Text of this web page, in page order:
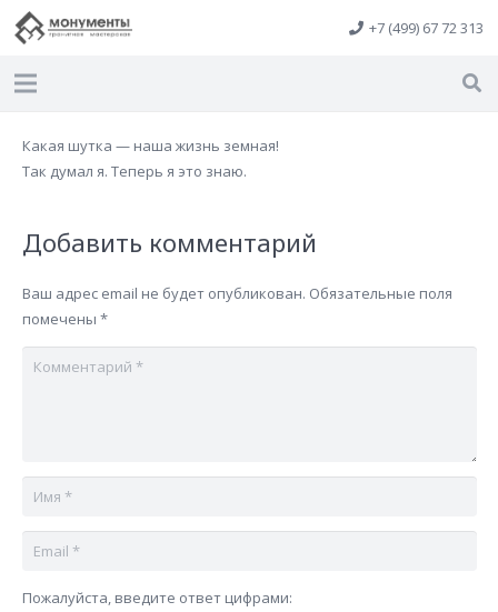
+7 (499) 67 72 313
Какая шутка — наша жизнь земная!
Так думал я. Теперь я это знаю.
Добавить комментарий
Ваш адрес email не будет опубликован. Обязательные поля
помечены *
Пожалуйста, введите ответ цифрами: